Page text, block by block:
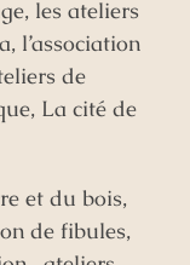
les ateliers
l’association
de
La cité de
et du bois,
de fibules,